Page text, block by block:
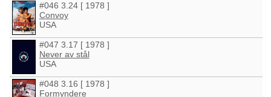
#046 3.24 [ 1978 ]
Convoy
USA
#047 3.17 [ 1978 ]
Never av stål
USA
#048 3.16 [ 1978 ]
Formyndere